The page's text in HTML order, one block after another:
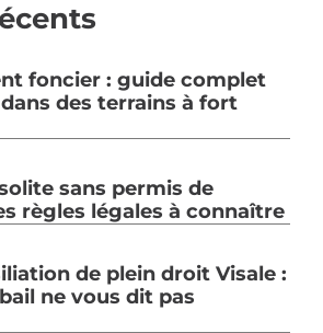
foncier : guide complet
des terrains à fort
sans permis de
règles légales à connaître
de plein droit Visale :
ne vous dit pas